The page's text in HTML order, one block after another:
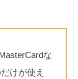
な
けが使え